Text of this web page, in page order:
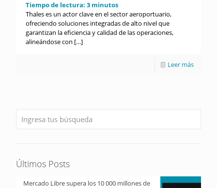
Tiempo de lectura: 3 minutos
Thales es un actor clave en el sector aeroportuario,
ofreciendo soluciones integradas de alto nivel que
garantizan la eficiencia y calidad de las operaciones,
alineándose con […]
Leer más
Últimos Posts
Mercado Libre supera los 10 000 millones de